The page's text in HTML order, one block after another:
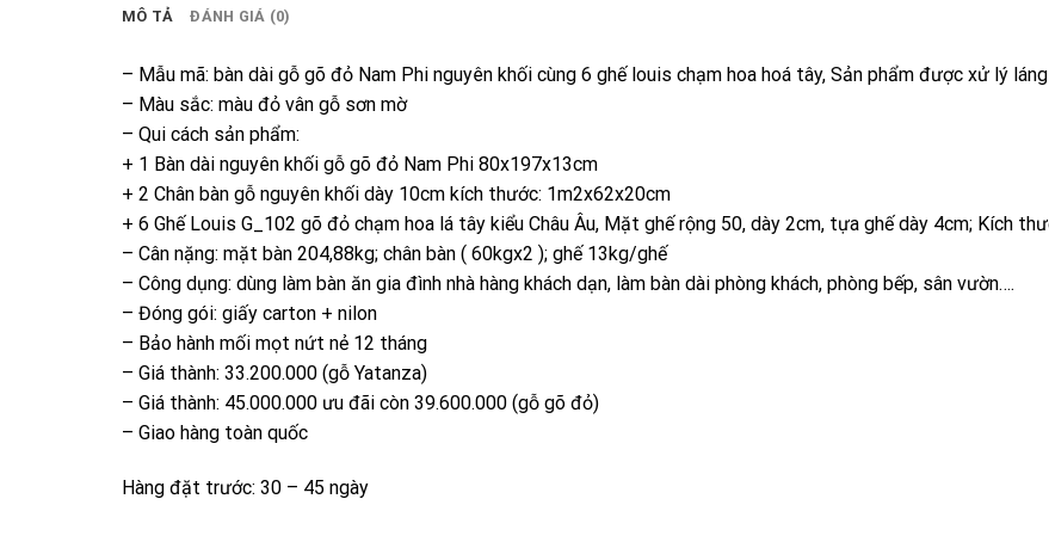
MÔ TẢ ĐÁNH GIÁ (0)
– Mẫu mã: bàn dài gỗ gõ đỏ Nam Phi nguyên khối cùng 6 ghế louis chạm hoa hoá tây, Sản phẩm được xử lý
– Màu sắc: màu đỏ vân gỗ sơn mờ
– Qui cách sản phẩm:
+ 1 Bàn dài nguyên khối gỗ gõ đỏ Nam Phi 80x197x13cm
+ 2 Chân bàn gỗ nguyên khối dày 10cm kích thước: 1m2x62x20cm
+ 6 Ghế Louis G_102 gõ đỏ chạm hoa lá tây kiểu Châu Âu, Mặt ghế rộng 50, dày 2cm, tựa ghế dày 4cm; Kích
– Cân nặng: mặt bàn 204,88kg; chân bàn ( 60kgx2 ); ghế 13kg/ghế
– Công dụng: dùng làm bàn ăn gia đình nhà hàng khách dạn, làm bàn dài phòng khách, phòng bếp, sân vườn….
– Đóng gói: giấy carton + nilon
– Bảo hành mối mọt nứt nẻ 12 tháng
– Giá thành: 33.200.000 (gỗ Yatanza)
– Giá thành: 45.000.000 ưu đãi còn 39.600.000 (gỗ gõ đỏ)
– Giao hàng toàn quốc
Hàng đặt trước: 30 – 45 ngày